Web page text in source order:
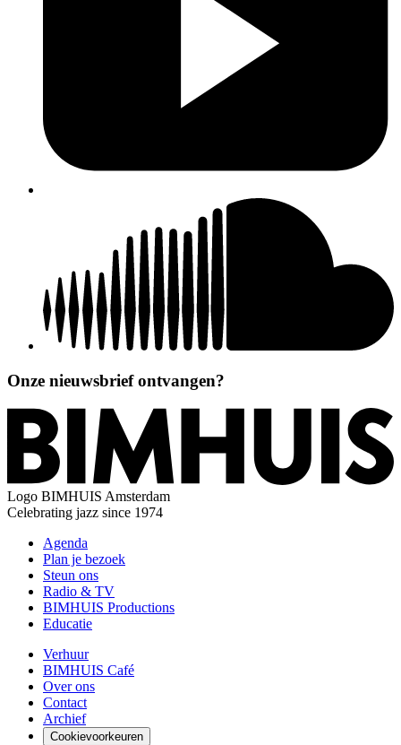
Onze nieuwsbrief ontvangen?
Logo BIMHUIS Amsterdam
Celebrating jazz since 1974
Agenda
Plan je bezoek
Steun ons
Radio & TV
BIMHUIS Productions
Educatie
Verhuur
BIMHUIS Café
Over ons
Contact
Archief
Cookievoorkeuren